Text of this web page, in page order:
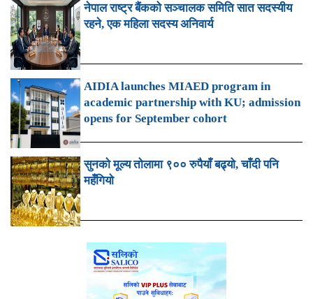
नेपाल राष्ट्र बैंकको सञ्चालक समिति सात सदस्यीय
रहने, एक महिला सदस्य अनिवार्य
AIDIA launches MIAED program in
academic partnership with KU; admission
opens for September cohort
सुनको मूल्य तोलामा ९०० रुपैयाँ बढ्यो, चाँदी पनि
महँगियो